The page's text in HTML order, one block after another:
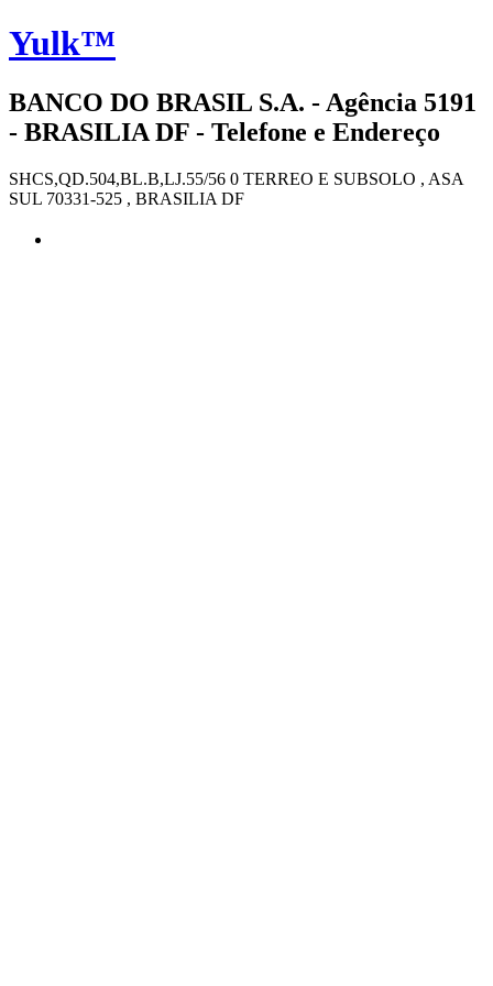
Yulk™
BANCO DO BRASIL S.A. - Agência 5191
- BRASILIA DF - Telefone e Endereço
SHCS,QD.504,BL.B,LJ.55/56 0 TERREO E SUBSOLO , ASA
SUL 70331-525 , BRASILIA DF